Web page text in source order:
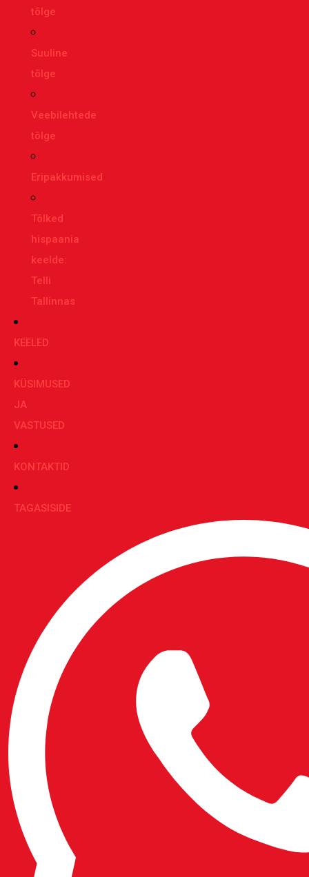
tõlge
Suuline
tõlge
Veebilehtede
tõlge
Eripakkumised
Tõlked
hispaania
keelde:
Telli
Tallinnas
KEELED
KÜSIMUSED
JA
VASTUSED
KONTAKTID
TAGASISIDE